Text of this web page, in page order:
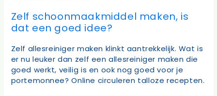
Zelf schoonmaakmiddel maken, is
dat een goed idee?
Zelf allesreiniger maken klinkt aantrekkelijk. Wat is
er nu leuker dan zelf een allesreiniger maken die
goed werkt, veilig is en ook nog goed voor je
portemonnee? Online circuleren talloze recepten.